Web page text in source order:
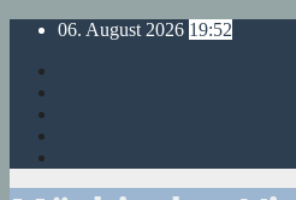
Skip
content
06. August 2026 19:52